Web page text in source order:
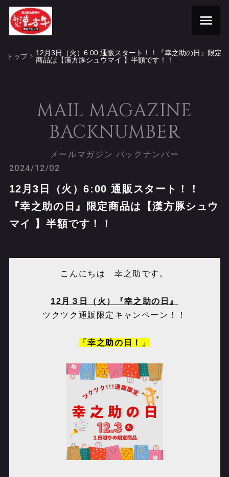
トップ
12月3日（火）6:00 通販スタート！！『幸之助の日』限定
商品は【漢方豚シュウマイ 】半額です！！
MAIL MAGAZINE
BACKNUMBER
メールマガジン バックナンバー
2024/12/02
12月3日（火）6:00 通販スタート！！
『幸之助の日』限定商品は【漢方豚シュウ
マイ 】半額です！！
こんにちは 幸之助です。
12月３日（火）『幸之助の日』
ツクツク通販限定キャンペーン！！
「幸之助の日！」